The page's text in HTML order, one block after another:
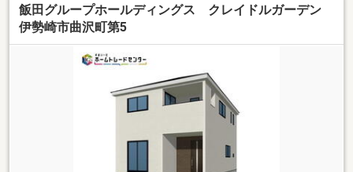
飯田グループホールディングス クレイドルガーデン
伊勢崎市曲沢町第5